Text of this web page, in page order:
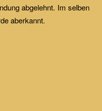
abgelehnt. Im selben
aberkannt.